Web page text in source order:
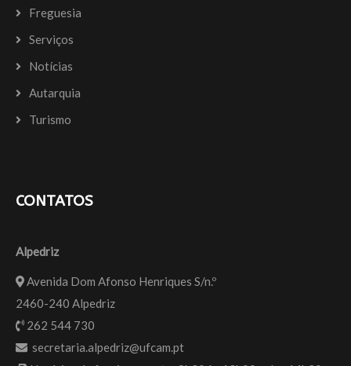
Freguesia
Serviços
Notícias
Autarquia
Turismo
CONTATOS
Alpedriz
Avenida Dom Afonso Henriques S/n.º
2460-240 Alpedriz
262 544 730
secretaria.alpedriz@ufcam.pt